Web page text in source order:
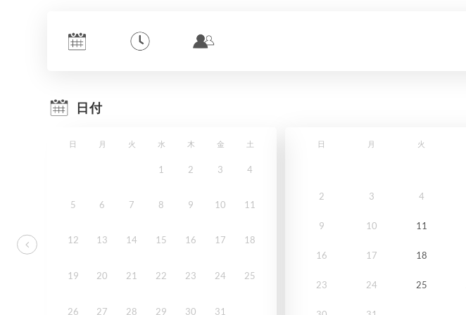
日付
日 月 火 水 木 金 土
1 2 3 4
5 6 7 8 9 10 11
12 13 14 15 16 17 18
19 20 21 22 23 24 25
26 27 28 29 30 31
日 月 火
2 3 4
9 10 11
16 17 18
23 24 25